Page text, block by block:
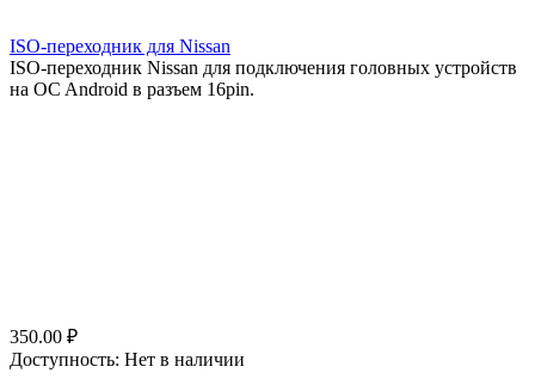
ISO-переходник для Nissan
ISO-переходник Nissan для подключения головных устройств
на OC Android в разъем 16pin.
350.00 ₽
Доступность: Нет в наличии